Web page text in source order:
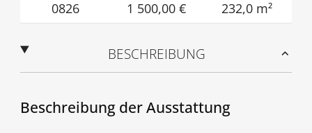
0826 1 500,00 € 232,0 m²
BESCHREIBUNG
Beschreibung der Ausstattung